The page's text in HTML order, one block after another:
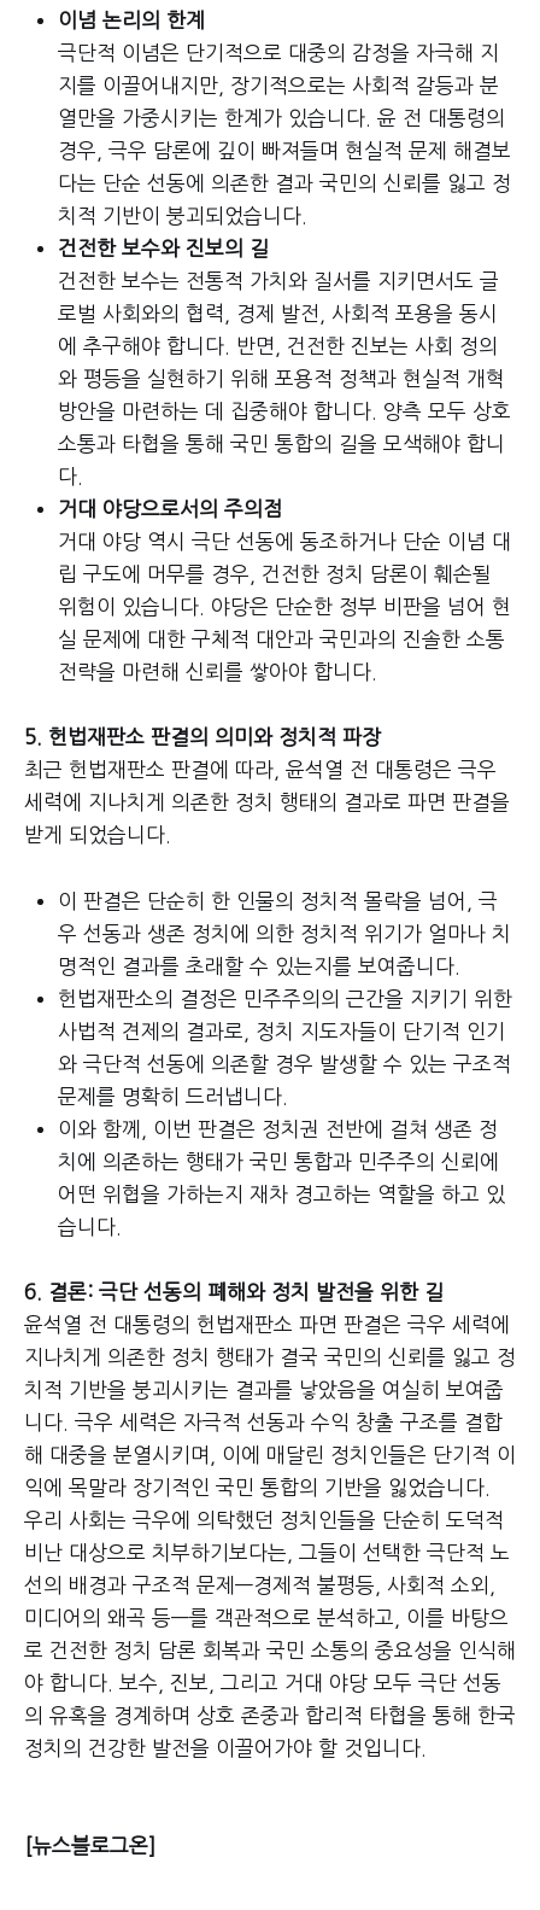
이념 논리의 한계
극단적 이념은 단기적으로 대중의 감정을 자극해 지
지를 이끌어내지만, 장기적으로는 사회적 갈등과 분
열만을 가중시키는 한계가 있습니다. 윤 전 대통령의
경우, 극우 담론에 깊이 빠져들며 현실적 문제 해결보
다는 단순 선동에 의존한 결과 국민의 신뢰를 잃고 정
치적 기반이 붕괴되었습니다.
건전한 보수와 진보의 길
건전한 보수는 전통적 가치와 질서를 지키면서도 글
로벌 사회와의 협력, 경제 발전, 사회적 포용을 동시
에 추구해야 합니다. 반면, 건전한 진보는 사회 정의
와 평등을 실현하기 위해 포용적 정책과 현실적 개혁
방안을 마련하는 데 집중해야 합니다. 양측 모두 상호
소통과 타협을 통해 국민 통합의 길을 모색해야 합니
다.
거대 야당으로서의 주의점
거대 야당 역시 극단 선동에 동조하거나 단순 이념 대
립 구도에 머무를 경우, 건전한 정치 담론이 훼손될
위험이 있습니다. 야당은 단순한 정부 비판을 넘어 현
실 문제에 대한 구체적 대안과 국민과의 진솔한 소통
전략을 마련해 신뢰를 쌓아야 합니다.
5. 헌법재판소 판결의 의미와 정치적 파장
최근 헌법재판소 판결에 따라, 윤석열 전 대통령은 극우
세력에 지나치게 의존한 정치 행태의 결과로 파면 판결을
받게 되었습니다.
이 판결은 단순히 한 인물의 정치적 몰락을 넘어, 극
우 선동과 생존 정치에 의한 정치적 위기가 얼마나 치
명적인 결과를 초래할 수 있는지를 보여줍니다.
헌법재판소의 결정은 민주주의의 근간을 지키기 위한
사법적 견제의 결과로, 정치 지도자들이 단기적 인기
와 극단적 선동에 의존할 경우 발생할 수 있는 구조적
문제를 명확히 드러냅니다.
이와 함께, 이번 판결은 정치권 전반에 걸쳐 생존 정
치에 의존하는 행태가 국민 통합과 민주주의 신뢰에
어떤 위협을 가하는지 재차 경고하는 역할을 하고 있
습니다.
6. 결론: 극단 선동의 폐해와 정치 발전을 위한 길
윤석열 전 대통령의 헌법재판소 파면 판결은 극우 세력에
지나치게 의존한 정치 행태가 결국 국민의 신뢰를 잃고 정
치적 기반을 붕괴시키는 결과를 낳았음을 여실히 보여줍
니다. 극우 세력은 자극적 선동과 수익 창출 구조를 결합
해 대중을 분열시키며, 이에 매달린 정치인들은 단기적 이
익에 목말라 장기적인 국민 통합의 기반을 잃었습니다.
우리 사회는 극우에 의탁했던 정치인들을 단순히 도덕적
비난 대상으로 치부하기보다는, 그들이 선택한 극단적 노
선의 배경과 구조적 문제—경제적 불평등, 사회적 소외,
미디어의 왜곡 등—를 객관적으로 분석하고, 이를 바탕으
로 건전한 정치 담론 회복과 국민 소통의 중요성을 인식해
야 합니다. 보수, 진보, 그리고 거대 야당 모두 극단 선동
의 유혹을 경계하며 상호 존중과 합리적 타협을 통해 한국
정치의 건강한 발전을 이끌어가야 할 것입니다.
[뉴스블로그온]